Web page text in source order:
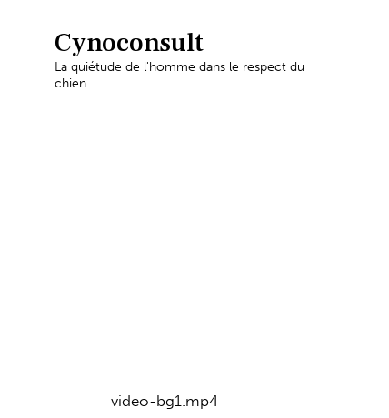
Cynoconsult
La quiétude de l'homme dans le respect du
chien
video-bg1.mp4